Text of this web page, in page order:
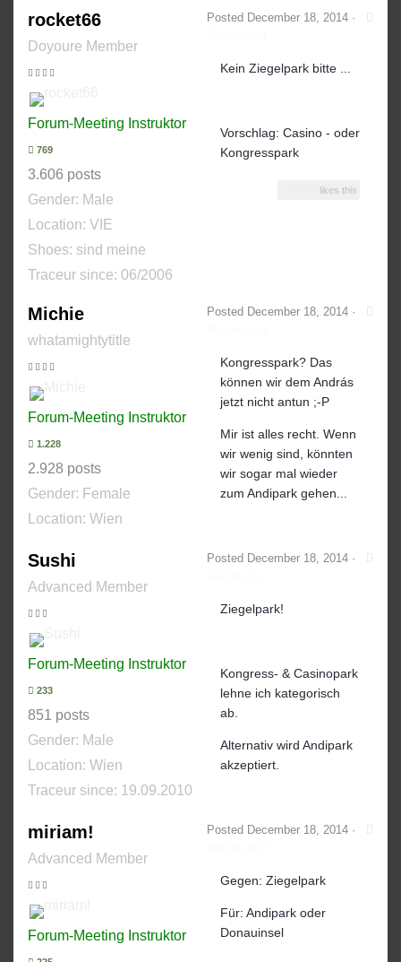
rocket66
Doyoure Member
Forum-Meeting Instruktor
769
3.606 posts
Gender: Male
Location: VIE
Shoes: sind meine
Traceur since: 06/2006
Posted December 18, 2014 ·
Kein Ziegelpark bitte ...
Vorschlag: Casino - oder
Kongresspark
likes this
Michie
whatamightytitle
Forum-Meeting Instruktor
1.228
2.928 posts
Gender: Female
Location: Wien
Posted December 18, 2014 ·
Kongresspark? Das
können wir dem András
jetzt nicht antun ;-P
Mir ist alles recht. Wenn
wir wenig sind, könnten
wir sogar mal wieder
zum Andipark gehen...
Sushi
Advanced Member
Forum-Meeting Instruktor
233
851 posts
Gender: Male
Location: Wien
Traceur since: 19.09.2010
Posted December 18, 2014 ·
Ziegelpark!
Kongress- & Casinopark
lehne ich kategorisch
ab.
Alternativ wird Andipark
akzeptiert.
miriam!
Advanced Member
Forum-Meeting Instruktor
Posted December 18, 2014 ·
Gegen: Ziegelpark
Für: Andipark oder
Donauinsel